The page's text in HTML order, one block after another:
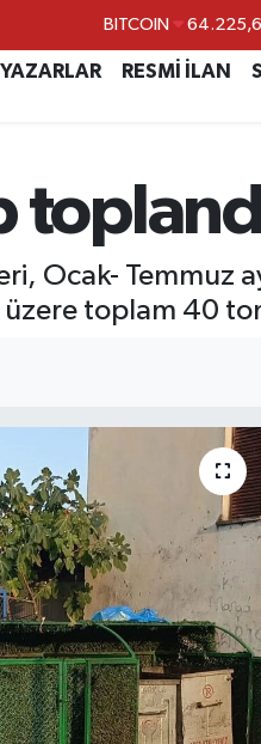
DOLAR
EURO
BİST100
BITCOIN 64.225,61
YAZARLAR RESMİ İLAN
Ocak- Temmuz
toplam 40